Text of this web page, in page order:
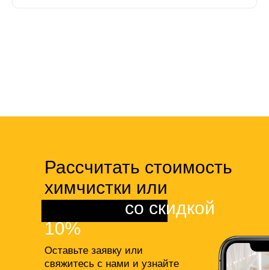
Оставьте заявку или
свяжитесь с нами и узнайте
Рассчитать стоимость
химчистки или
со скидкой
10%